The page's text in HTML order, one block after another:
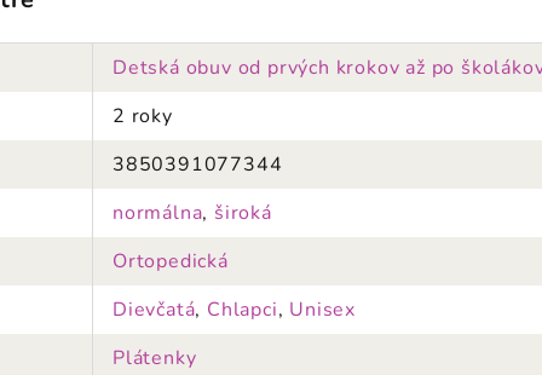
Detská obuv od prvých krokov až po
2 roky
3850391077344
normálna, široká
Ortopedická
Dievčatá, Chlapci, Unisex
Plátenky